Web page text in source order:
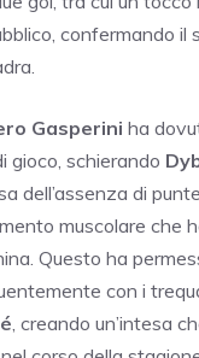
confermando il
Gasperini ha
gioco, schierando
dell’assenza di
muscolare che
Questo ha
con i
, creando un’intesa